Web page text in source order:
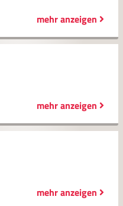
mehr anzeigen
mehr anzeigen
mehr anzeigen